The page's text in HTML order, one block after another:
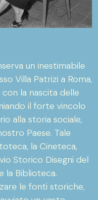
un inestimabile
Villa Patrizi a Roma,
la nascita delle
il forte vincolo
alla storia sociale,
Paese. Tale
la Cineteca,
Storico Disegni del
la Biblioteca.
le fonti storiche,